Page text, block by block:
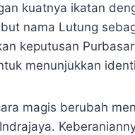
kuatnya ikatan
nama Lutung
keputusan
menunjukkan
magis berubah